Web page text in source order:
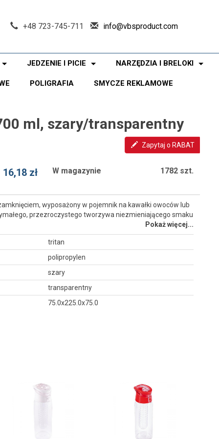
+48 723-745-711 info@vbsproduct.com
JEDZENIE I PICIE NARZĘDZIA I BRELOKI
POLIGRAFIA SMYCZE REKLAMOWE
ml, szary/transparentny
Zapytaj o RABAT
16,18 zł W magazynie 1782 szt.
wyposażony w pojemnik na kawałki owoców lub
przezroczystego tworzywa niezmieniającego smaku
Pokaż więcej...
tritan
polipropylen
szary
transparentny
75.0x225.0x75.0